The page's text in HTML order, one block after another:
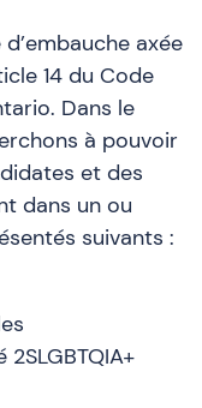
axée
14 du Code
Dans le
à pouvoir
et des
dans un ou
suivants :